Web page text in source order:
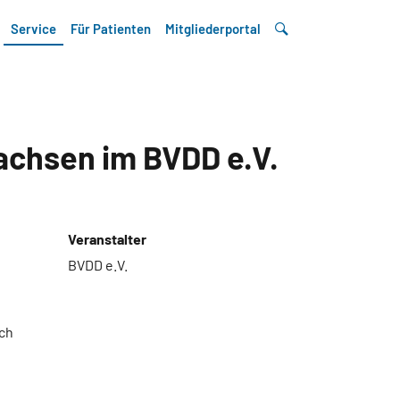
Service Für Patienten Mitgliederportal
im BVDD e.V.
Veranstalter
BVDD e.V.